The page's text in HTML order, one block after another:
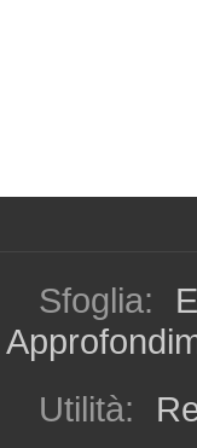
Sfoglia:
Utilità: